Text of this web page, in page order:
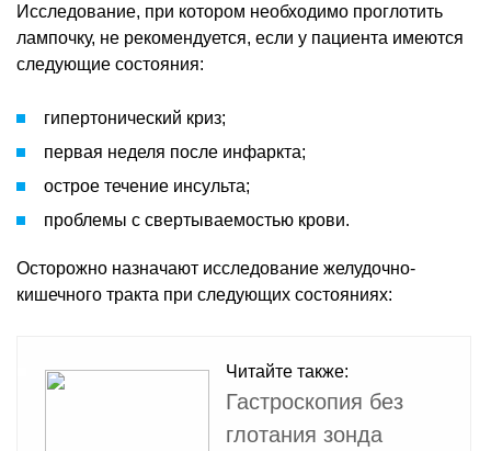
Исследование, при котором необходимо проглотить
лампочку, не рекомендуется, если у пациента имеются
следующие состояния:
гипертонический криз;
первая неделя после инфаркта;
острое течение инсульта;
проблемы с свертываемостью крови.
Осторожно назначают исследование желудочно-
кишечного тракта при следующих состояниях:
Читайте также:
Гастроскопия без
глотания зонда